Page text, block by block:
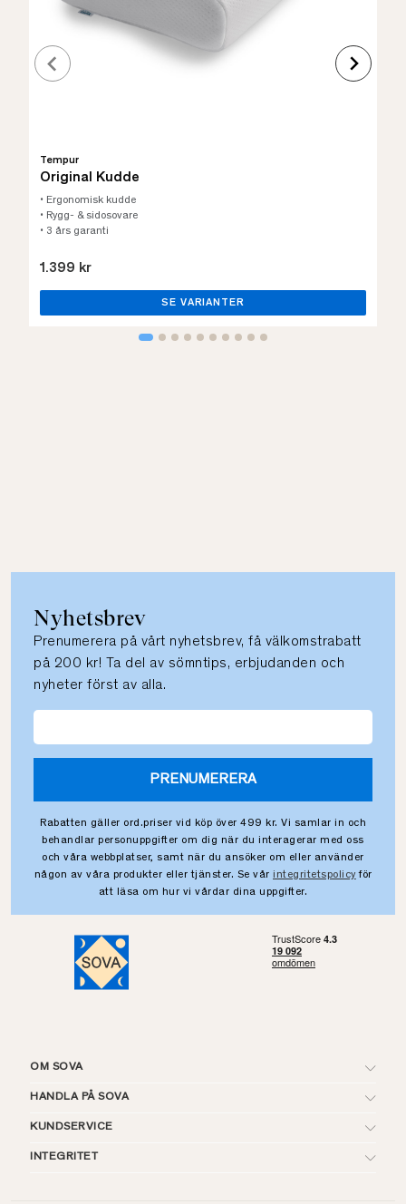
Tempur
Original Kudde
• Ergonomisk kudde
• Rygg- & sidosovare
• 3 års garanti
1.399 kr
SE VARIANTER
Nyhetsbrev
Prenumerera på vårt nyhetsbrev, få välkomstrabatt
på 200 kr! Ta del av sömntips, erbjudanden och
nyheter först av alla.
PRENUMERERA
Rabatten gäller ord.priser vid köp över 499 kr. Vi samlar in och
behandlar personuppgifter om dig när du interagerar med oss
och våra webbplatser, samt när du ansöker om eller använder
någon av våra produkter eller tjänster. Se vår integritetspolicy för
att läsa om hur vi vårdar dina uppgifter.
OM SOVA
HANDLA PÅ SOVA
KUNDSERVICE
INTEGRITET